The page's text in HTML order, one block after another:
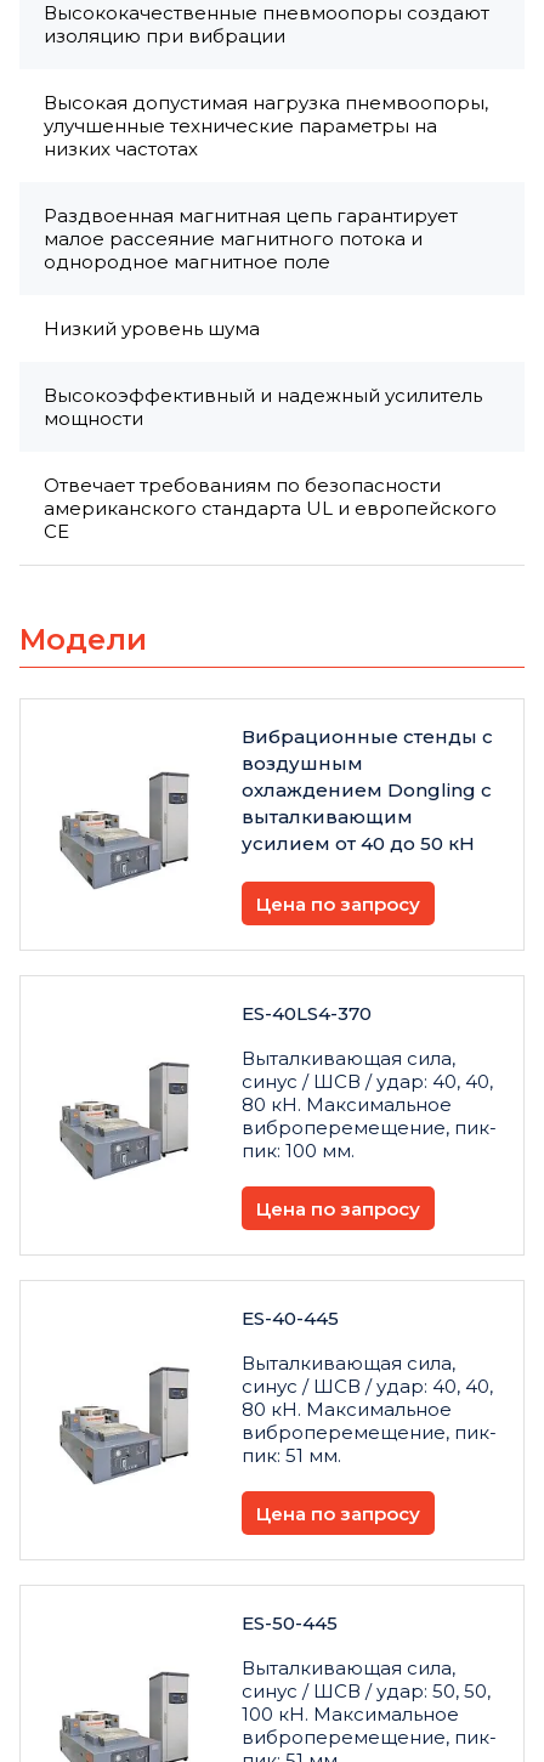
Высококачественные пневмоопоры создают
изоляцию при вибрации
Высокая допустимая нагрузка пнемвоопоры,
улучшенные технические параметры на
низких частотах
Раздвоенная магнитная цепь гарантирует
малое рассеяние магнитного потока и
однородное магнитное поле
Низкий уровень шума
Высокоэффективный и надежный усилитель
мощности
Отвечает требованиям по безопасности
американского стандарта UL и европейского
CE
Модели
Вибрационные стенды с
воздушным
охлаждением Dongling с
выталкивающим
усилием от 40 до 50 кН
Цена по запросу
ES-40LS4-370
Выталкивающая сила,
синус / ШСВ / удар: 40, 40,
80 кН. Максимальное
виброперемещение, пик-
пик: 100 мм.
Цена по запросу
ES-40-445
Выталкивающая сила,
синус / ШСВ / удар: 40, 40,
80 кН. Максимальное
виброперемещение, пик-
пик: 51 мм.
Цена по запросу
ES-50-445
Выталкивающая сила,
синус / ШСВ / удар: 50, 50,
100 кН. Максимальное
виброперемещение, пик-